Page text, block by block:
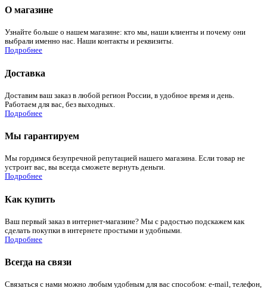
О магазине
Узнайте больше о нашем магазине: кто мы, наши клиенты и почему они
выбрали именно нас. Наши контакты и реквизиты.
Подробнее
Доставка
Доставим ваш заказ в любой регион России, в удобное время и день.
Работаем для вас, без выходных.
Подробнее
Мы гарантируем
Мы гордимся безупречной репутацией нашего магазина. Если товар не
устроит вас, вы всегда сможете вернуть деньги.
Подробнее
Как купить
Ваш первый заказ в интернет-магазине? Мы с радостью подскажем как
сделать покупки в интернете простыми и удобными.
Подробнее
Всегда на связи
Связаться с нами можно любым удобным для вас способом: e-mail, телефон,